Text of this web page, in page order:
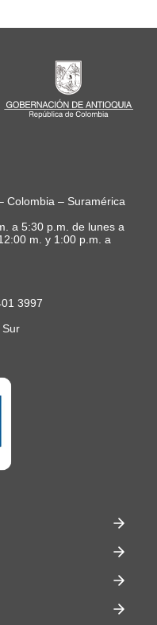
Colombia – Suramérica
a 5:30 p.m. de lunes a
m. y 1:00 p.m. a
3997
Sur